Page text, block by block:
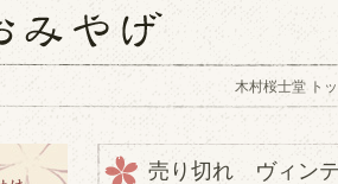
木村桜士堂 ト
売り切れ ヴィン